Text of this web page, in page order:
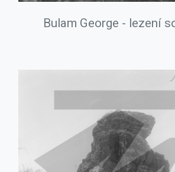
Bulam George - lezení